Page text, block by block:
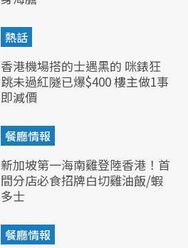
熱話
香港機場搭的士遇黑的 咪錶狂
跳未過紅隧已爆$400 樓主做1事
即減價
餐廳情報
新加坡第一海南雞登陸香港！首
間分店必食招牌白切雞油飯/蝦
多士
餐廳情報